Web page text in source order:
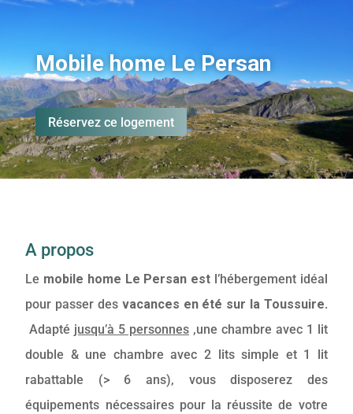
Mobile home Le Persan
Réservez ce logement
A propos
Le mobile home Le Persan est l’hébergement idéal
pour passer des vacances en été sur la Toussuire.
Adapté jusqu’à 5 personnes ,une chambre avec 1 lit
double & une chambre avec 2 lits simple et 1 lit
rabattable (> 6 ans), vous disposerez des
équipements nécessaires pour la réussite de votre